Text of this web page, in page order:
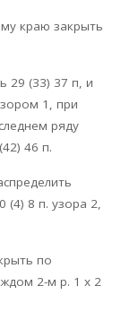
краю закрыть
29 (33) 37 п, и
1, при
ряду
46 п.
(4) 8 п. узора 2,
по
2-м р. 1 х 2